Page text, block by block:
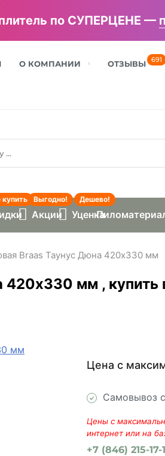
по СУПЕРЦЕНЕ —
О КОМПАНИИ ОТЗЫВЫ 691
купить
Акции
Выгодно!
Уценка
Дешево!
Braas Таунус Дюна 420x330 мм
420x330 мм , купить
Цена с
Самовывоз
Цены с
интернет или на
+7 (846) 215-17-